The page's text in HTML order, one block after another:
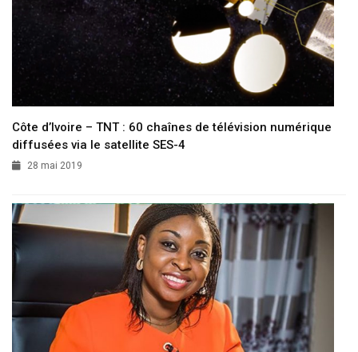
Côte d’Ivoire – TNT : 60 chaînes de télévision numérique
diffusées via le satellite SES-4
28 mai 2019